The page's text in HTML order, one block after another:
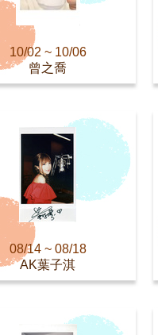
10/02 ~ 10/06
曾之喬
08/14 ~ 08/18
AK葉子淇